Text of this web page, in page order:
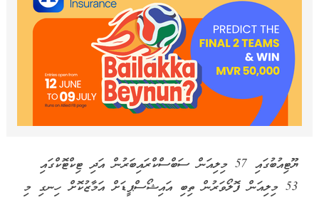
ޔޫޓިއުބުގައި 57 މިލިއަން ސަބްސްކްރައިބަރުން އަދި ޓިކްޓޮކްގައި
53 މިލިއަން ފޮލޯވަރުން ތިބި އައިޝޯސްޕީޑަށް އަމާޒުކޮށް ހިނގި މި